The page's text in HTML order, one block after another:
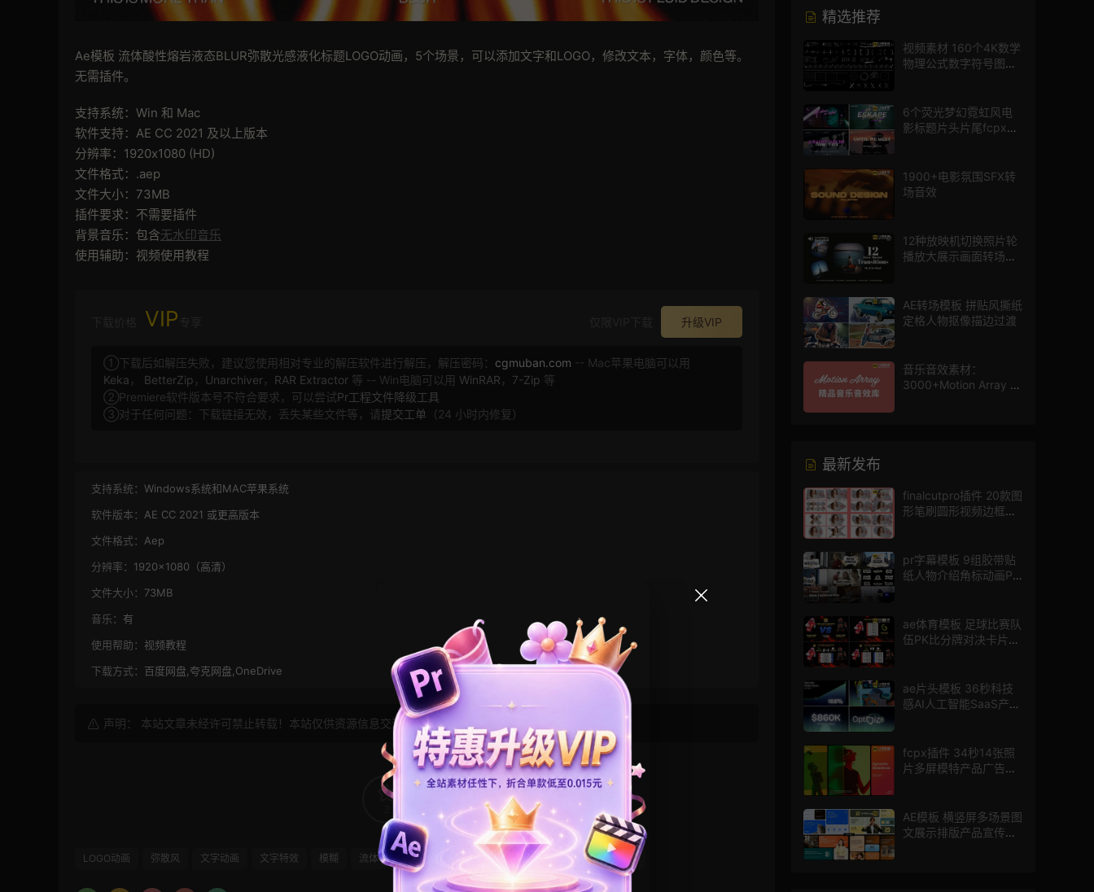
Ae模板 流体酸性熔岩液态BLUR弥散光感液化标题LOGO动画，5个场景，可以添加文字和LOGO，修改文本，字体，颜色等。
无需插件。
支持系统：Win 和 Mac
软件支持：AE CC 2021 及以上版本
分辨率：1920x1080 (HD)
文件格式：.aep
文件大小：73MB
插件要求：不需要插件
背景音乐：包含无水印音乐
使用辅助：视频使用教程
VIP 升级VIP
①下载后如解压失败，建议您使用相对专业的解压软件进行解压，解压密码： cgmuban.com -- Mac苹果电脑可以用
Keka ， BetterZip ， Unarchiver， RAR Extractor 等 -- Win电脑可以用 WinRAR ， 7-Zip 等
②Premiere软件版本号不符合要求，可以尝试Pr工程文件降级工具
③对于任何问题：下载链接无效，丢失某些文件等，请提交工单 （24 小时内修复）
支持系统： Windows系统和MAC苹果系统
软件版本： AE CC 2021 或更高版本
文件格式： Aep
分辨率： 1920×1080（高清）
文件大小： 73MB
音乐： 有
使用帮助： 视频教程
下载方式： 百度网盘,夸克网盘,OneDrive
声明： 本站文章未经许可禁止转载！本站仅供资源信息交流学习， 版权说明
LOGO动画 弥散风 文字动画 文字特效 模糊 流体 液体 火 炫酷 片头模板 酸性风
精选推荐
视频素材 160个4K数学
物理公式数字符号图标
6个荧光梦幻霓虹风电
影标题片头片尾fcpx插
1900+电影氛围SFX转
场音效
12种放映机切换照片轮
播放大展示画面转场动
AE转场模板 拼贴风撕纸
定格人物抠像描边过渡
音乐音效素材：
3000+Motion Array 影
最新发布
finalcutpro插件 20款图
形笔刷圆形视频边框遮
pr字幕模板 9组胶带贴
纸人物介绍角标动画PR
ae体育模板 足球比赛队
伍PK比分牌对决卡片球
ae片头模板 36秒科技
感AI人工智能SaaS产品
fcpx插件 34秒14张照
片多屏模特产品广告宣
AE模板 横竖屏多场景图
文展示排版产品宣传视